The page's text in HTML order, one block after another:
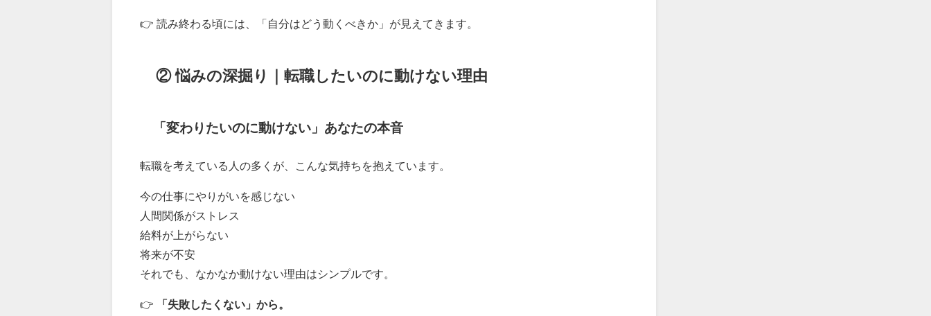
👉 読み終わる頃には、「自分はどう動くべきか」が見えてきます。
② 悩みの深掘り｜転職したいのに動けない理由
「変わりたいのに動けない」あなたの本音
転職を考えている人の多くが、こんな気持ちを抱えています。
今の仕事にやりがいを感じない
人間関係がストレス
給料が上がらない
将来が不安
それでも、なかなか動けない理由はシンプルです。
👉 「失敗したくない」から。